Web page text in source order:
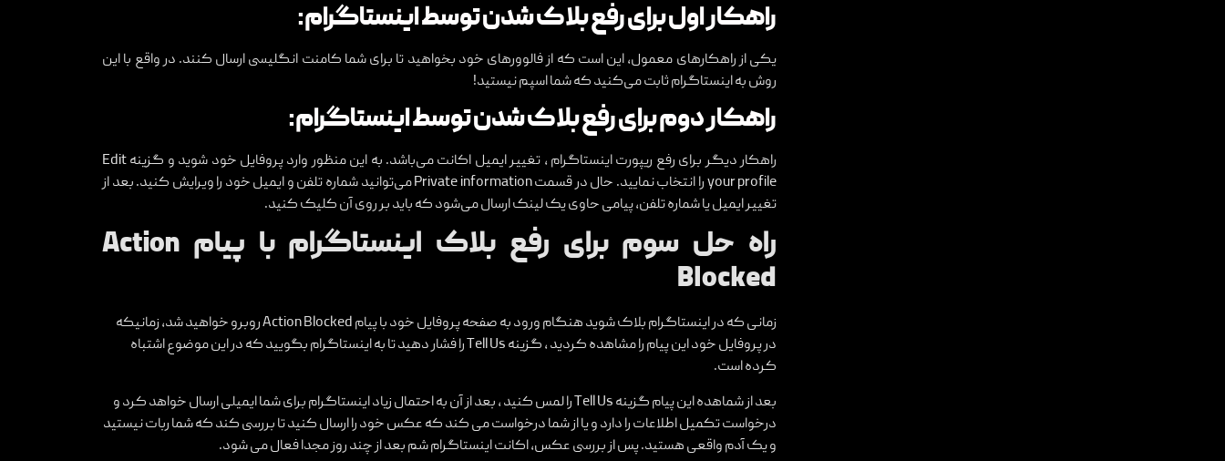
راهکار اول برای رفع بلاک شدن توسط اینستاگرام:
یکی از راهکارهای معمول، این است که از فالوورهای خود بخواهید تا برای شما کامنت انگلیسی ارسال کنند. در واقع با این
روش به اینستاگرام ثابت می‌کنید که شما اسپم نیستید!
راهکار دوم برای رفع بلاک شدن توسط اینستاگرام:
راهکار دیگر برای رفع ریپورت اینستاگرام ، تغییر ایمیل اکانت می‌باشد. به این منظور وارد پروفایل خود شوید و گزینه Edit
your profile را انتخاب نمایید. حال در قسمت Private information می‌توانید شماره تلفن و ایمیل خود را ویرایش کنید. بعد از
تغییر ایمیل یا شماره تلفن، پیامی حاوی یک لینک ارسال می‌شود که باید بر روی آن کلیک کنید.
راه حل سوم برای رفع بلاک اینستاگرام با پیام Action
Blocked
زمانی که در اینستاگرام بلاک شوید هنگام ورود به صفحه پروفایل خود با پیام Action Blocked روبرو خواهید شد، زمانیکه
در پروفایل خود این پیام را مشاهده کردید ، گزینه Tell Us را فشار دهید تا به اینستاگرام بگویید که در این موضوع اشتباه
کرده است.
بعد از شماهده این پیام گزینه Tell Us را لمس کنید ، بعد از آن به احتمال زیاد اینستاگرام برای شما ایمیلی ارسال خواهد کرد و
درخواست تکمیل اطلاعات را دارد و یا از شما درخواست می کند که عکس خود را ارسال کنید تا بررسی کند که شما ربات نیستید
و یک آدم واقعی هستید. پس از بررسی عکس، اکانت اینستاگرام شم بعد از چند روز مجدا فعال می شود.